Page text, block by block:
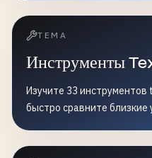
ТЕМА
Инструменты
Изучите 33
быстро сравните близкие